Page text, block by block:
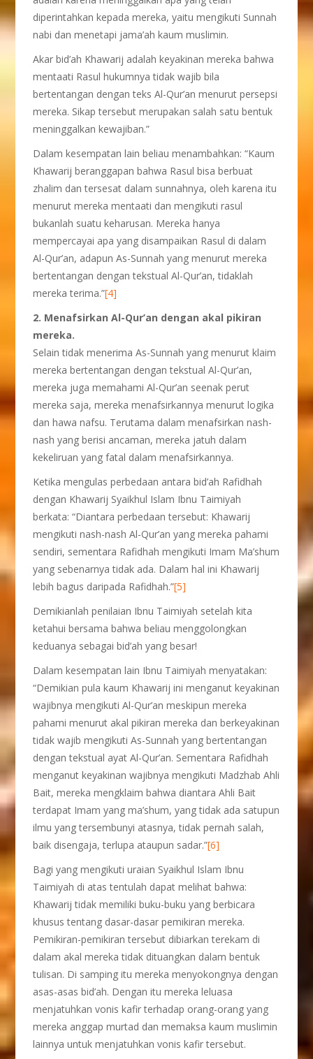
diperintahkan kepada mereka, yaitu mengikuti Sunnah
nabi dan menetapi jama’ah kaum muslimin.
Akar bid’ah Khawarij adalah keyakinan mereka bahwa
mentaati Rasul hukumnya tidak wajib bila
bertentangan dengan teks Al-Qur’an menurut persepsi
mereka. Sikap tersebut merupakan salah satu bentuk
meninggalkan kewajiban.”
Dalam kesempatan lain beliau menambahkan: “Kaum
Khawarij beranggapan bahwa Rasul bisa berbuat
zhalim dan tersesat dalam sunnahnya, oleh karena itu
menurut mereka mentaati dan mengikuti rasul
bukanlah suatu keharusan. Mereka hanya
mempercayai apa yang disampaikan Rasul di dalam
Al-Qur’an, adapun As-Sunnah yang menurut mereka
bertentangan dengan tekstual Al-Qur’an, tidaklah
mereka terima.”[4]
2. Menafsirkan Al-Qur’an dengan akal pikiran
mereka.
Selain tidak menerima As-Sunnah yang menurut klaim
mereka bertentangan dengan tekstual Al-Qur’an,
mereka juga memahami Al-Qur’an seenak perut
mereka saja, mereka menafsirkannya menurut logika
dan hawa nafsu. Terutama dalam menafsirkan nash-
nash yang berisi ancaman, mereka jatuh dalam
kekeliruan yang fatal dalam menafsirkannya.
Ketika mengulas perbedaan antara bid’ah Rafidhah
dengan Khawarij Syaikhul Islam Ibnu Taimiyah
berkata: “Diantara perbedaan tersebut: Khawarij
mengikuti nash-nash Al-Qur’an yang mereka pahami
sendiri, sementara Rafidhah mengikuti Imam Ma’shum
yang sebenarnya tidak ada. Dalam hal ini Khawarij
lebih bagus daripada Rafidhah.”[5]
Demikianlah penilaian Ibnu Taimiyah setelah kita
ketahui bersama bahwa beliau menggolongkan
keduanya sebagai bid’ah yang besar!
Dalam kesempatan lain Ibnu Taimiyah menyatakan:
“Demikian pula kaum Khawarij ini menganut keyakinan
wajibnya mengikuti Al-Qur’an meskipun mereka
pahami menurut akal pikiran mereka dan berkeyakinan
tidak wajib mengikuti As-Sunnah yang bertentangan
dengan tekstual ayat Al-Qur’an. Sementara Rafidhah
menganut keyakinan wajibnya mengikuti Madzhab Ahli
Bait, mereka mengklaim bahwa diantara Ahli Bait
terdapat Imam yang ma’shum, yang tidak ada satupun
ilmu yang tersembunyi atasnya, tidak pernah salah,
baik disengaja, terlupa ataupun sadar.”[6]
Bagi yang mengikuti uraian Syaikhul Islam Ibnu
Taimiyah di atas tentulah dapat melihat bahwa:
Khawarij tidak memiliki buku-buku yang berbicara
khusus tentang dasar-dasar pemikiran mereka.
Pemikiran-pemikiran tersebut dibiarkan terekam di
dalam akal mereka tidak dituangkan dalam bentuk
tulisan. Di samping itu mereka menyokongnya dengan
asas-asas bid’ah. Dengan itu mereka leluasa
menjatuhkan vonis kafir terhadap orang-orang yang
mereka anggap murtad dan memaksa kaum muslimin
lainnya untuk menjatuhkan vonis kafir tersebut.